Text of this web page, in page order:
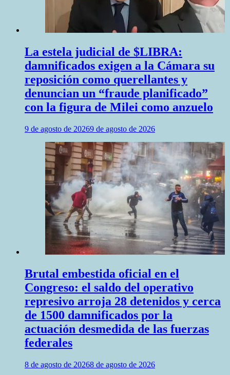
La estela judicial de $LIBRA:
damnificados exigen a la Cámara su
reposición como querellantes y
denuncian un “fraude planificado”
con la figura de Milei como anzuelo
9 de agosto de 20269 de agosto de 2026
Brutal embestida oficial en el
Congreso: el saldo del operativo
represivo arroja 28 detenidos y cerca
de 1500 damnificados por la
actuación desmedida de las fuerzas
federales
8 de agosto de 20268 de agosto de 2026